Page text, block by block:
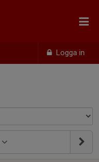
Logga in